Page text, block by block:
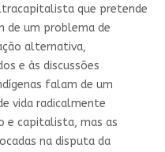
que pretende
de um problema de
alternativa,
e às discussões
falam de um
vida radicalmente
e capitalista, mas as
na disputa da